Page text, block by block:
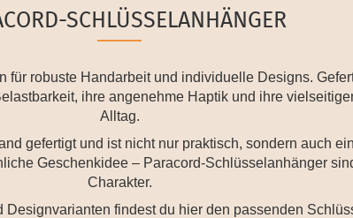
Passwort
SCHLÜSSELANHÄNGER
für robuste Handarbeit und individuelle Designs.
ihre angenehme Haptik und ihre
Alltag.
gefertigt und ist nicht nur praktisch, sondern auch
Geschenkidee – Paracord-Schlüsselanhänger
Charakter.
findest du hier den passenden